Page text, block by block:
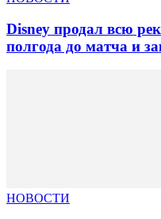
Disney продал всю
полгода до матча и
НОВОСТИ